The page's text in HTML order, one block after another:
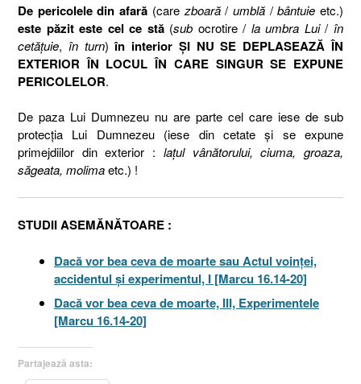
De pericolele din afară (care zboară/ umblă/bântuie etc.)
este păzit este cel ce stă(sub ocrotire / la umbra Lui/ în
cetăţuie, în turn)în interior ŞI NU SE DEPLASEAZĂ ÎN
EXTERIOR ÎN LOCUL ÎN CARE SINGUR SE EXPUNE
PERICOLELOR.
De paza Lui Dumnezeu nu are parte cel care iese de sub
protecţia Lui Dumnezeu (iese din cetate şi se expune
primejdiilor din exterior : laţul vânătorului, ciuma, groaza,
săgeata, molimaetc.) !
STUDII ASEMĂNĂTOARE :
Dacă vor bea ceva de moarte sau Actul voinţei,
accidentul şi experimentul, I [Marcu 16.14-20]
Dacă vor bea ceva de moarte, III, Experimentele
[Marcu 16.14-20]
Partajează asta: